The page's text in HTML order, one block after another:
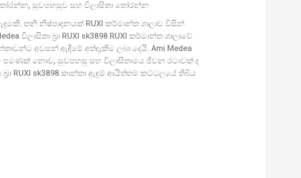
තෝරන්න, සුවපහසුව සහ විලාසිතා තෝරන්න
ඇඳුමකි. තනි නිෂ්පාදනයක් RUXI කර්මාන්ත ශාලාව විසින්
බ්‍රා RUXI sk3898 RUXI කර්මාන්ත ශාලාවේ
අවසන් ඇඳීමේ අත්දැකීම ලබා දෙයි. Ami Medea
පමණක් නොව, සුවපහසු සහ විලාසිතාමය ජීවන රටාවක් ද
RUXI sk3898 කාන්තා ඇඳුම් ආයිත්තම් කට්ටලයේ තිබිය